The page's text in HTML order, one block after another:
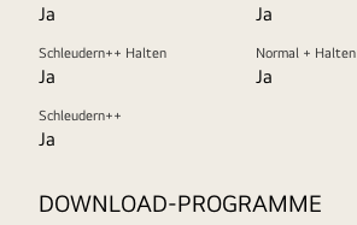
Ja Ja
Schleudern++ Halten
Ja
Normal + Halten
Ja
Schleudern++
Ja
DOWNLOAD-PROGRAMME